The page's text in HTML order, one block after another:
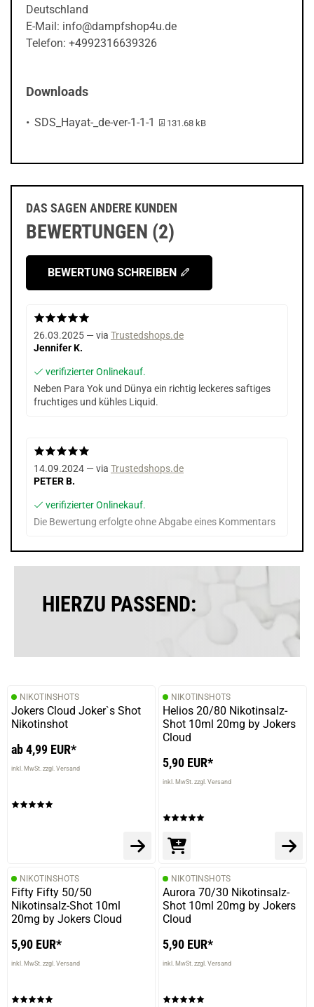
Deutschland
E-Mail: info@dampfshop4u.de
Telefon: +4992316639326
Downloads
SDS_Hayat-_de-ver-1-1-1 PDF-Datei:
131.68 kB
DAS SAGEN ANDERE KUNDEN
BEWERTUNGEN (2)
BEWERTUNG SCHREIBEN
26.03.2025 — via Trustedshops.de
Jennifer K.
verifizierter Onlinekauf.
Neben Para Yok und Dünya ein richtig leckeres saftiges
fruchtiges und kühles Liquid.
14.09.2024 — via Trustedshops.de
PETER B.
verifizierter Onlinekauf.
Die Bewertung erfolgte ohne Abgabe eines Kommentars
HIERZU PASSEND:
NIKOTINSHOTS
Jokers Cloud Joker`s Shot
Nikotinshot
ab 4,99 EUR*
inkl. MwSt. zzgl. Versand
NIKOTINSHOTS
Helios 20/80 Nikotinsalz-
Shot 10ml 20mg by Jokers
Cloud
5,90 EUR*
inkl. MwSt. zzgl. Versand
NIKOTINSHOTS
Fifty Fifty 50/50
Nikotinsalz-Shot 10ml
20mg by Jokers Cloud
5,90 EUR*
inkl. MwSt. zzgl. Versand
NIKOTINSHOTS
Aurora 70/30 Nikotinsalz-
Shot 10ml 20mg by Jokers
Cloud
5,90 EUR*
inkl. MwSt. zzgl. Versand